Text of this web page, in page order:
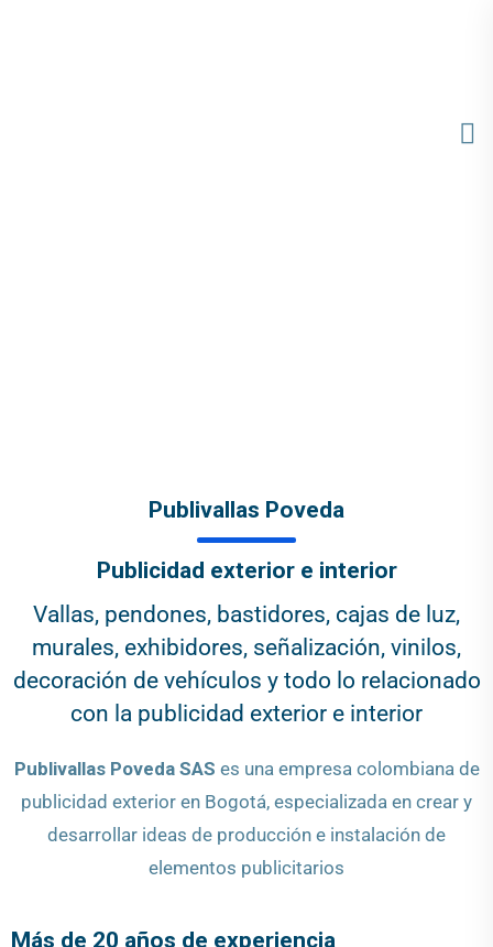
Publivallas Poveda
Publicidad exterior e interior
Vallas, pendones, bastidores, cajas de luz,
murales, exhibidores, señalización, vinilos,
decoración de vehículos y todo lo relacionado
con la publicidad exterior e interior
Publivallas Poveda SAS es una empresa colombiana de
publicidad exterior en Bogotá, especializada en crear y
desarrollar ideas de producción e instalación de
elementos publicitarios
Más de 20 años de experiencia